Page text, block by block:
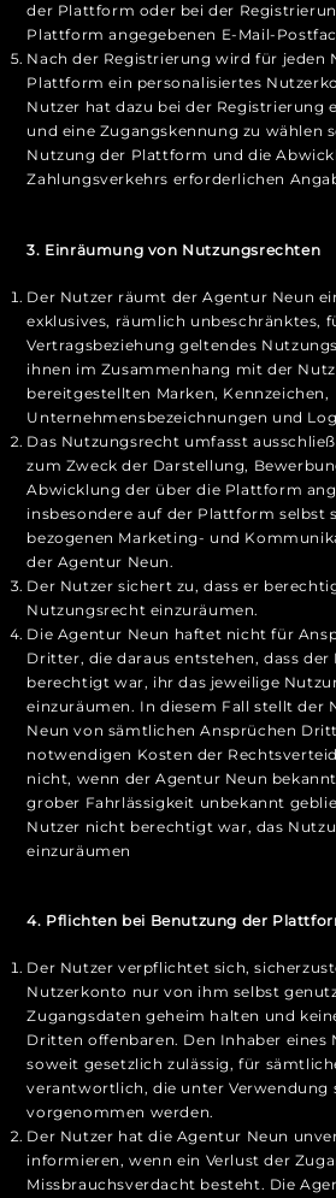
der Plattform oder bei der
Plattform angegebenen E-Mail-
Nach der Registrierung wird für jeden
Plattform ein personalisiertes
Nutzer hat dazu bei der Registrierung
und eine Zugangskennung zu wählen
Nutzung der Plattform und die
Zahlungsverkehrs erforderlichen
3. Einräumung von Nutzungsrechten
Der Nutzer räumt der Agentur Neun
exklusives, räumlich unbeschränktes,
Vertragsbeziehung geltendes
ihnen im Zusammenhang mit der
bereitgestellten Marken, Kennzeichen,
Unternehmensbezeichnungen und
Das Nutzungsrecht umfasst
zum Zweck der Darstellung,
Abwicklung der über die Plattform
insbesondere auf der Plattform selbst
bezogenen Marketing- und
der Agentur Neun.
Der Nutzer sichert zu, dass er
Nutzungsrecht einzuräumen.
Die Agentur Neun haftet nicht für
Dritter, die daraus entstehen, dass
berechtigt war, ihr das jeweilige
einzuräumen. In diesem Fall stellt der
Neun von sämtlichen Ansprüchen
notwendigen Kosten der
nicht, wenn der Agentur Neun
grober Fahrlässigkeit unbekannt
Nutzer nicht berechtigt war, das
einzuräumen
4. Pflichten bei Benutzung der
Der Nutzer verpflichtet sich,
Nutzerkonto nur von ihm selbst
Zugangsdaten geheim halten und
Dritten offenbaren. Den Inhaber eines
soweit gesetzlich zulässig, für
verantwortlich, die unter Verwendung
vorgenommen werden.
Der Nutzer hat die Agentur Neun
informieren, wenn ein Verlust der
Missbrauchsverdacht besteht. Die